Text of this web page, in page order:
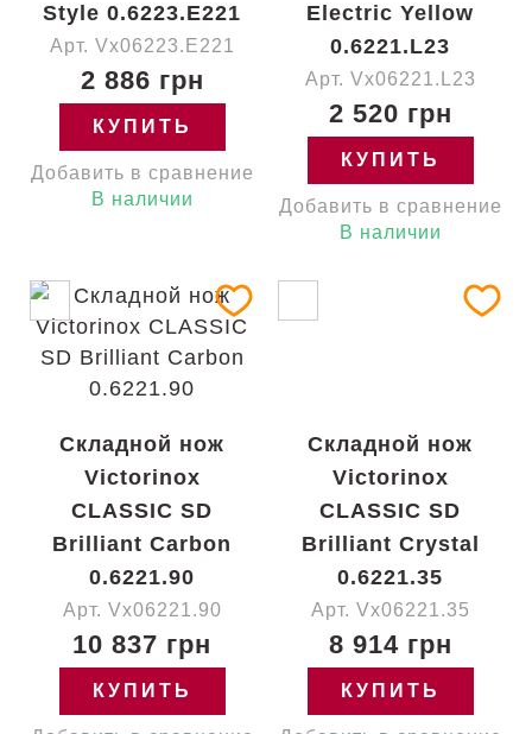
Style 0.6223.E221
Арт. Vx06223.E221
2 886 грн
КУПИТЬ
Добавить в сравнение
В наличии
Electric Yellow
0.6221.L23
Арт. Vx06221.L23
2 520 грн
КУПИТЬ
Добавить в сравнение
В наличии
Складной нож
Victorinox
CLASSIC SD
Brilliant Carbon
0.6221.90
Арт. Vx06221.90
10 837 грн
КУПИТЬ
Складной нож
Victorinox
CLASSIC SD
Brilliant Crystal
0.6221.35
Арт. Vx06221.35
8 914 грн
КУПИТЬ